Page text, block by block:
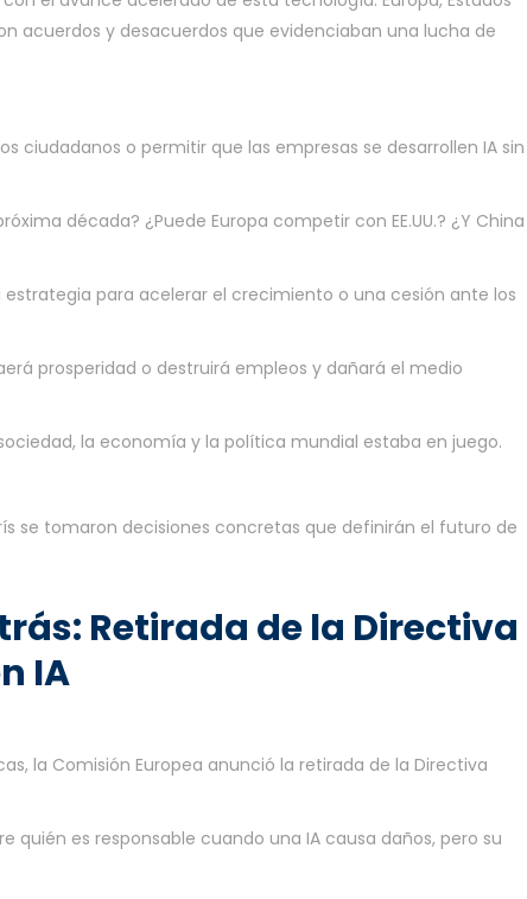
acuerdos y desacuerdos que evidenciaban una lucha de
ciudadanos o permitir que las empresas se desarrollen IA sin
década? ¿Puede Europa competir con EE.UU.? ¿Y China
estrategia para acelerar el crecimiento o una cesión ante los
prosperidad o destruirá empleos y dañará el medio
la economía y la política mundial estaba en juego.
se tomaron decisiones concretas que definirán el futuro de
Retirada de la Directiva
IA
la Comisión Europea anunció la retirada de la Directiva
es responsable cuando una IA causa daños, pero su